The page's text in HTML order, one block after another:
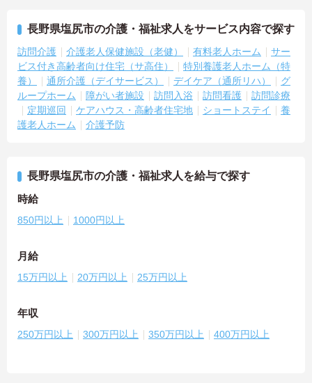
長野県塩尻市の介護・福祉求人をサービス内容で探す
訪問介護 介護老人保健施設（老健） 有料老人ホーム
サー
ビス付き高齢者向け住宅（サ高住）
特別養護老人ホーム（特
養）
通所介護（デイサービス） デイケア（通所リハ）
グ
ループホーム
障がい者施設 訪問入浴 訪問看護
訪問診療
定期巡回
ケアハウス・高齢者住宅地 ショートステイ
養
護老人ホーム
介護予防
長野県塩尻市の介護・福祉求人を給与で探す
時給
850円以上 1000円以上
月給
15万円以上 20万円以上 25万円以上
年収
250万円以上 300万円以上 350万円以上 400万円以上